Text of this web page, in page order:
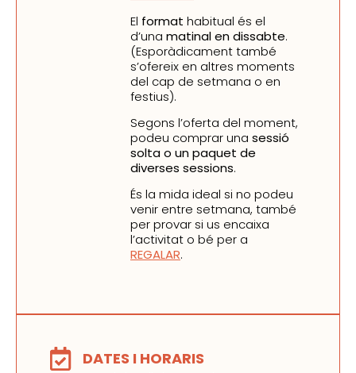
El format habitual és el
d’una matinal en dissabte.
(Esporàdicament també
s’ofereix en altres moments
del cap de setmana o en
festius).
Segons l’oferta del moment,
podeu comprar una sessió
solta o un paquet de
diverses sessions.
És la mida ideal si no podeu
venir entre setmana, també
per provar si us encaixa
l’activitat o bé per a
REGALAR.
DATES I HORARIS